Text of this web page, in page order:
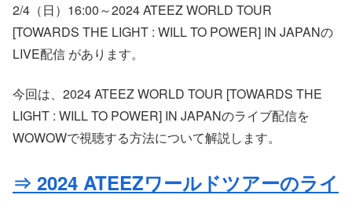
2/4（日）16:00～2024 ATEEZ WORLD TOUR
[TOWARDS THE LIGHT : WILL TO POWER] IN JAPANの
LIVE配信 があります。
今回は、2024 ATEEZ WORLD TOUR [TOWARDS THE
LIGHT : WILL TO POWER] IN JAPANのライブ配信を
WOWOWで視聴する方法について解説します。
⇒ 2024 ATEEZワールドツアーのライ